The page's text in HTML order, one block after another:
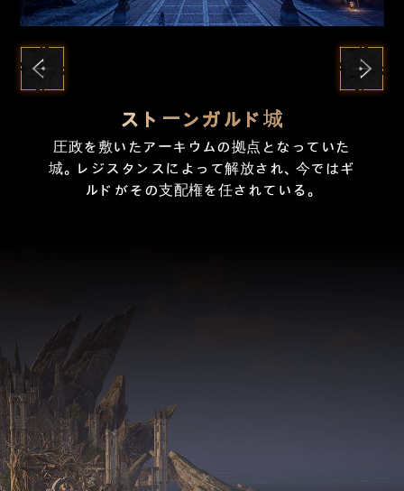
ストーンガルド城
圧政を敷いたアーキウムの拠点となっていた
城。レジスタンスによって解放され、今ではギ
ルドがその支配権を任されている。
ライカン族の祀る月の石碑が鎮座する森。先祖
の代からこの地に暮らしてきたライカン族と、
その住処を脅かすヒューマンとの間で、緊張が
シラベスの長老ジュノボートが、悪魔の持つ禁
断の知識を求めて踏み入った聖域。
かつてはエルフとミトランの故郷として栄え
ていたが、ヒューマンによって燃やし尽くさ
れ、緑なき荒野へと変わり果ててしまった。
海賊王アデリコの難破船が横たわる海岸。ボロ
ボロに破れた深紅の帆だけが、在りし日の栄光
を物語っている。